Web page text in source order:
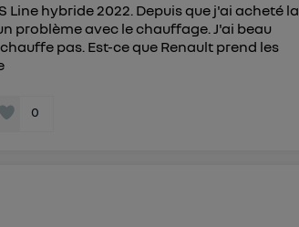
Line hybride 2022. Depuis que j'ai acheté la
problème avec le chauffage. J'ai beau
pas. Est-ce que Renault prend les
0